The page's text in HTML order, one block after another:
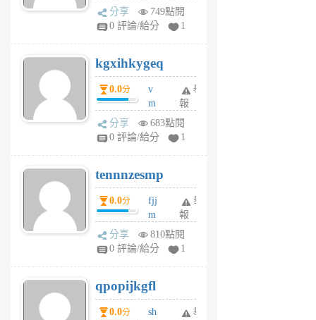
wi
w
6
個
月
前
分享
749點閱
0 評論/給分
1
kgxihkygeq
0.0分
v
m
sg
sr
6
個
月
前
舉
報
分享
683點閱
0 評論/給分
1
tennnzesmp
0.0分
fjj
m
w
rs
6
個
月
舉
報
分享
810點閱
0 評論/給分
1
qpopijkgfl
0.0分
sh
舉